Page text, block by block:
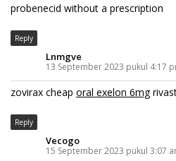
probenecid without a prescription
Reply
Lnmgve
13 September 2023 pukul 4:17
zovirax cheap oral exelon 6mg
Reply
Vecogo
15 September 2023 pukul 3:07